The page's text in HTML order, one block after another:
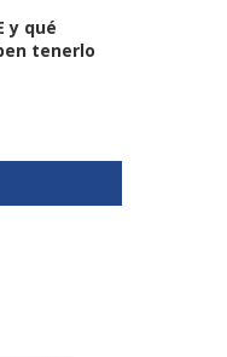
y qué
tenerlo